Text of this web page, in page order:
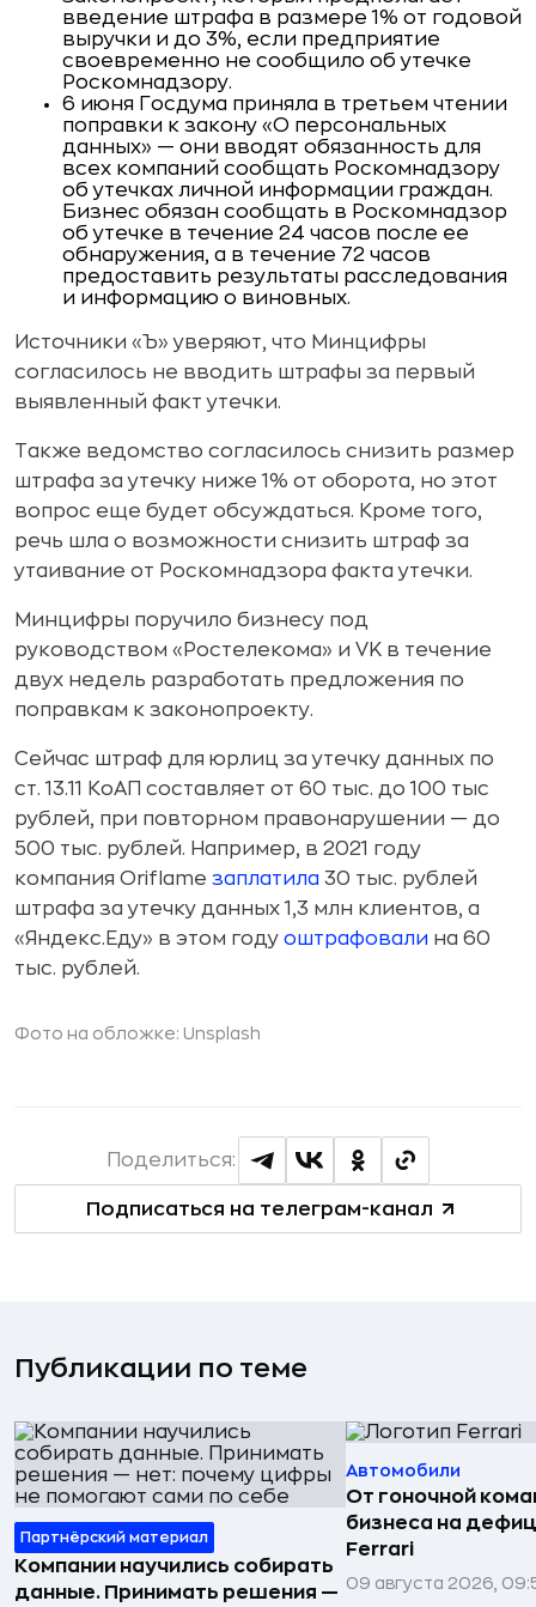
введение штрафа в размере 1% от годовой
выручки и до 3%, если предприятие
своевременно не сообщило об утечке
Роскомнадзору.
6 июня Госдума приняла в третьем чтении
поправки к закону «О персональных
данных» — они вводят обязанность для
всех компаний сообщать Роскомнадзору
об утечках личной информации граждан.
Бизнес обязан сообщать в Роскомнадзор
об утечке в течение 24 часов после ее
обнаружения, а в течение 72 часов
предоставить результаты расследования
и информацию о виновных.
Источники «Ъ» уверяют, что Минцифры
согласилось не вводить штрафы за первый
выявленный факт утечки.
Также ведомство согласилось снизить размер
штрафа за утечку ниже 1% от оборота, но этот
вопрос еще будет обсуждаться. Кроме того,
речь шла о возможности снизить штраф за
утаивание от Роскомнадзора факта утечки.
Минцифры поручило бизнесу под
руководством «Ростелекома» и VK в течение
двух недель разработать предложения по
поправкам к законопроекту.
Сейчас штраф для юрлиц за утечку данных по
ст. 13.11 КоАП составляет от 60 тыс. до 100 тыс
рублей, при повторном правонарушении — до
500 тыс. рублей. Например, в 2021 году
компания Oriflame заплатила 30 тыс. рублей
штрафа за утечку данных 1,3 млн клиентов, а
«Яндекс.Еду» в этом году оштрафовали на 60
тыс. рублей.
Фото на обложке: Unsplash
Подписаться на телеграм-канал
Поделиться:
Публикации по теме
Партнёрский материал
Компании научились собирать
данные. Принимать решения —
Автомобили
От гоночной
бизнеса на
Ferrari
09 августа 2026,